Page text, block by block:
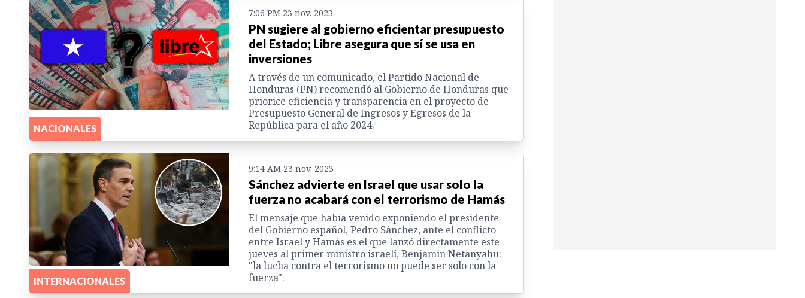
NACIONALES
7:06 PM 23 nov. 2023
PN sugiere al gobierno eficientar presupuesto
del Estado; Libre asegura que sí se usa en
inversiones
A través de un comunicado, el Partido Nacional de
Honduras (PN) recomendó al Gobierno de Honduras que
priorice eficiencia y transparencia en el proyecto de
Presupuesto General de Ingresos y Egresos de la
República para el año 2024.
INTERNACIONALES
9:14 AM 23 nov. 2023
Sánchez advierte en Israel que usar solo la
fuerza no acabará con el terrorismo de Hamás
El mensaje que había venido exponiendo el presidente
del Gobierno español, Pedro Sánchez, ante el conflicto
entre Israel y Hamás es el que lanzó directamente este
jueves al primer ministro israelí, Benjamin Netanyahu:
"la lucha contra el terrorismo no puede ser solo con la
fuerza".